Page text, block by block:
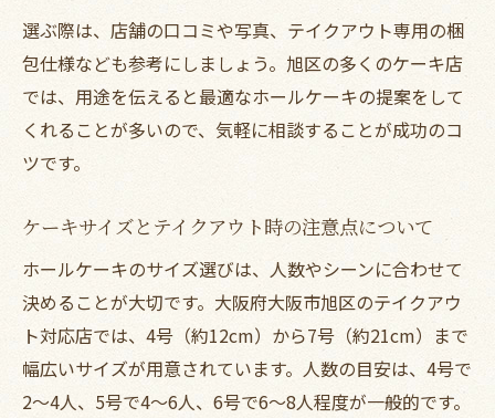
選ぶ際は、店舗の口コミや写真、テイクアウト専用の梱
包仕様なども参考にしましょう。旭区の多くのケーキ店
では、用途を伝えると最適なホールケーキの提案をして
くれることが多いので、気軽に相談することが成功のコ
ツです。
ケーキサイズとテイクアウト時の注意点について
ホールケーキのサイズ選びは、人数やシーンに合わせて
決めることが大切です。大阪府大阪市旭区のテイクアウ
ト対応店では、4号（約12cm）から7号（約21cm）まで
幅広いサイズが用意されています。人数の目安は、4号で
2〜4人、5号で4〜6人、6号で6〜8人程度が一般的です。